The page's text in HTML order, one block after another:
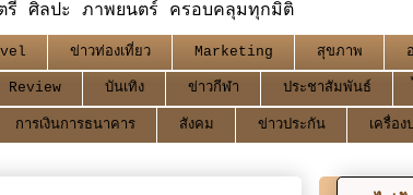
รี ศิลปะ ภาพยนตร์ ครอบคลุมทุกมิติ
ข่าวท่องเที่ยว Marketing สุขภาพ
Review บันเทิง ข่าวกีฬา ประชาสัมพันธ์
การเงินการธนาคาร สังคม ข่าวประกัน เครื่อง